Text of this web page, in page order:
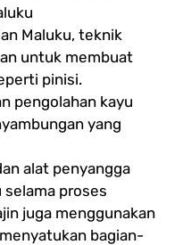
Maluku, teknik
untuk membuat
pinisi.
pengolahan kayu
yang
alat penyangga
proses
juga menggunakan
bagian-